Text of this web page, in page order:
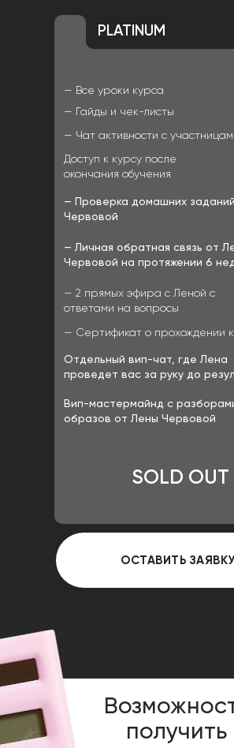
ОСТАВИТЬ ЗАЯВКУ
PLATINUM
— Все уроки курса
— Гайды и чек-листы
— Чат активности с
Доступ к курсу после
окончания обучения
— 2 прямых эфира с Леной с
ответами на вопросы
— Сертификат о прохождении
— Проверка домашних
Червовой
Вип-мастермайнд с
образов от Лены Червовой
Отдельный вип-чат, где Лена
проведет вас за руку до
— Личная обратная связь от
Червовой на протяжении 6
SOLD OUT